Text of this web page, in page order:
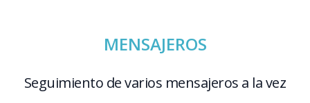
MENSAJEROS
Seguimiento de varios mensajeros a la vez